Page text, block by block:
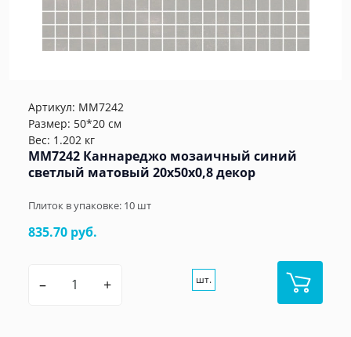
Артикул: MM7242
Размер: 50*20 см
Вес: 1.202 кг
MM7242 Каннареджо мозаичный синий
светлый матовый 20x50x0,8 декор
Плиток в упаковке: 10 шт
835.70 руб.
– + шт.